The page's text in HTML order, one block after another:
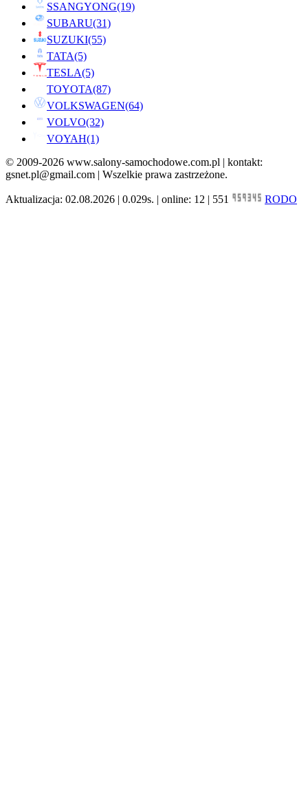
SSANGYONG(19)
SUBARU(31)
SUZUKI(55)
TATA(5)
TESLA(5)
TOYOTA(87)
VOLKSWAGEN(64)
VOLVO(32)
VOYAH(1)
© 2009-2026 www.salony-samochodowe.com.pl | kontakt:
gsnet.pl@gmail.com | Wszelkie prawa zastrzeżone.
Aktualizacja: 02.08.2026 | 0.029s. | online: 12 | 551 RODO